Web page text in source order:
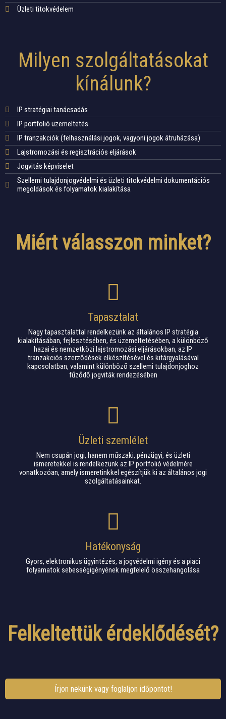
Üzleti titokvédelem
Milyen szolgáltatásokat
kínálunk?
IP stratégiai tanácsadás
IP portfolió üzemeltetés
IP tranzakciók (felhasználási jogok, vagyoni jogok átruházása)
Lajstromozási és regisztrációs eljárások
Jogvitás képviselet
Szellemi tulajdonjogvédelmi és üzleti titokvédelmi dokumentációs
megoldások és folyamatok kialakítása
Miért válasszon minket?
Tapasztalat
Nagy tapasztalattal rendelkezünk az általános IP stratégia
kialakításában, fejlesztésében, és üzemeltetésében, a különböző
hazai és nemzetközi lajstromozási eljárásokban, az IP
tranzakciós szerződések elkészítésével és kitárgyalásával
kapcsolatban, valamint különböző szellemi tulajdonjoghoz
fűződő jogviták rendezésében
Üzleti szemlélet
Nem csupán jogi, hanem műszaki, pénzügyi, és üzleti
ismeretekkel is rendelkezünk az IP portfolió védelmére
vonatkozóan, amely ismeretinkkel egészítjük ki az általános jogi
szolgáltatásainkat.
Hatékonyság
Gyors, elektronikus ügyintézés, a jogvédelmi igény és a piaci
folyamatok sebességigényének megfelelő összehangolása
Felkeltettük érdeklődését?
Írjon nekünk vagy foglaljon időpontot!